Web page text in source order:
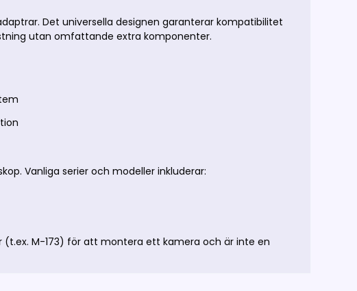
Det universella designen garanterar kompatibilitet
utan omfattande extra komponenter.
Vanliga serier och modeller inkluderar:​​​​​​​
M-173) för att montera ett kamera och är inte en